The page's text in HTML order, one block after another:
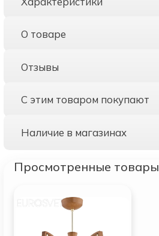
О товаре
Отзывы
С этим товаром покупают
Наличие в магазинах
Просмотренные товары